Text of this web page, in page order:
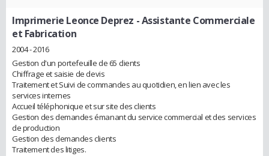
Imprimerie Leonce Deprez - Assistante Commerciale
et Fabrication
2004 - 2016
Gestion d'un portefeuille de 65 clients
Chiffrage et saisie de devis
Traitement et Suivi de commandes au quotidien, en lien avec les
services internes
Accueil téléphonique et sur site des clients
Gestion des demandes émanant du service commercial et des services
de production
Gestion des demandes clients
Traitement des litiges.